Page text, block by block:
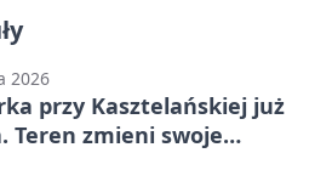
2026
przy Kasztelańskiej już
Teren zmieni swoje